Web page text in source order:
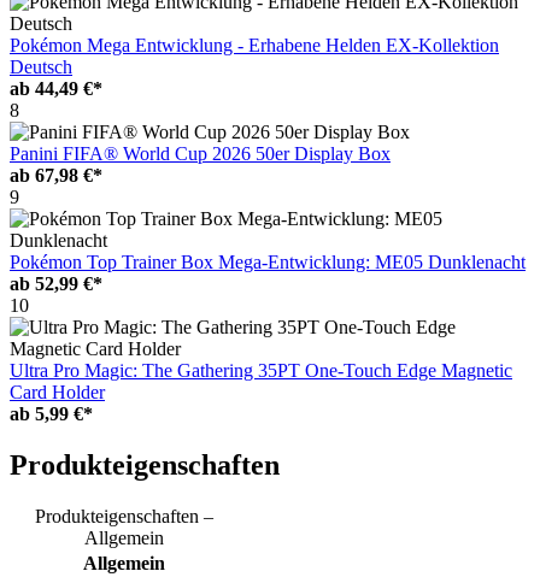
Pokémon Mega Entwicklung - Erhabene Helden EX-Kollektion
Deutsch
ab 44,49 €*
8
Panini FIFA® World Cup 2026 50er Display Box
ab 67,98 €*
9
Pokémon Top Trainer Box Mega-Entwicklung: ME05 Dunklenacht
ab 52,99 €*
10
Ultra Pro Magic: The Gathering 35PT One-Touch Edge Magnetic
Card Holder
ab 5,99 €*
Produkteigenschaften
Produkteigenschaften –
Allgemein
Allgemein